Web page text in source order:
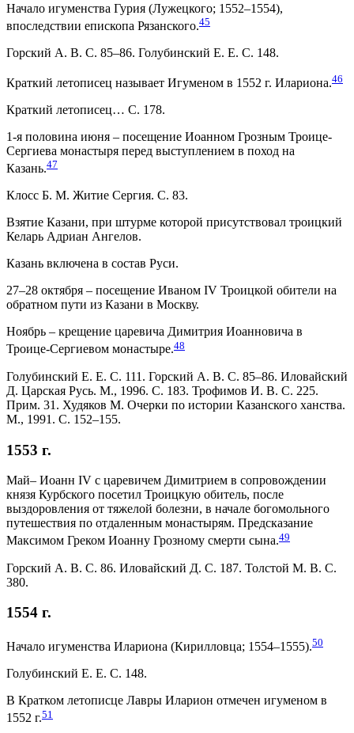
Начало игуменства Гурия (Лужецкого; 1552–1554),
впоследствии епископа Рязанского.45
Горский А. В. С. 85–86. Голубинский Е. Е. С. 148.
Краткий летописец называет Игуменом в 1552 г. Илариона.46
Краткий летописец… С. 178.
1-я половина июня – посещение Иоанном Грозным Троице-
Сергиева монастыря перед выступлением в поход на
Казань.47
Клосс Б. М. Житие Сергия. С. 83.
Взятие Казани, при штурме которой присутствовал троицкий
Келарь Адриан Ангелов.
Казань включена в состав Руси.
27–28 октября – посещение Иваном IV Троицкой обители на
обратном пути из Казани в Москву.
Ноябрь – крещение царевича Димитрия Иоанновича в
Троице-Сергиевом монастыре.48
Голубинский Е. Е. С. 111. Горский А. В. С. 85–86. Иловайский
Д. Царская Русь. М., 1996. С. 183. Трофимов И. В. С. 225.
Прим. 31. Худяков М. Очерки по истории Казанского ханства.
М., 1991. С. 152–155.
1553 г.
Май– Иоанн IV с царевичем Димитрием в сопровождении
князя Курбского посетил Троицкую обитель, после
выздоровления от тяжелой болезни, в начале богомольного
путешествия по отдаленным монастырям. Предсказание
Максимом Греком Иоанну Грозному смерти сына.49
Горский А. В. С. 86. Иловайский Д. С. 187. Толстой М. В. С.
380.
1554 г.
Начало игуменства Илариона (Кирилловца; 1554–1555).50
Голубинский Е. Е. С. 148.
В Кратком летописце Лавры Иларион отмечен игуменом в
1552 г.51